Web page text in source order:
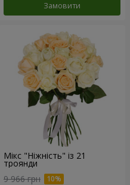
Замовити
Мікс "Ніжність" із 21
троянди
9 966 грн